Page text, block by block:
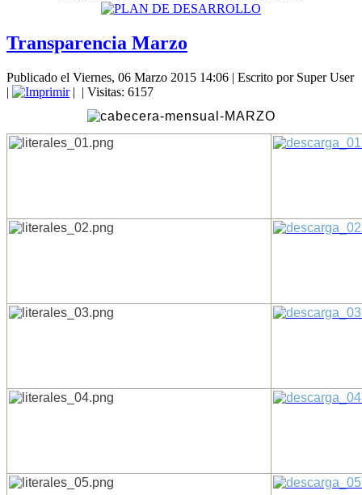
Transparencia Marzo
Publicado el Viernes, 06 Marzo 2015 14:06 | Escrito por Super User
|
| | Visitas: 6157